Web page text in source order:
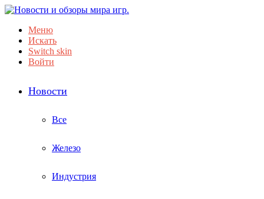
Меню
Искать
Switch skin
Войти
Новости
Все
Железо
Индустрия